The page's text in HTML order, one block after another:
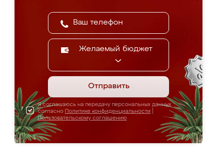
Желаемый бюджет
Отправить
Я соглашаюсь на передачу персональных данных
согласно Политике конфиденциальности
Пользовательскому соглашению